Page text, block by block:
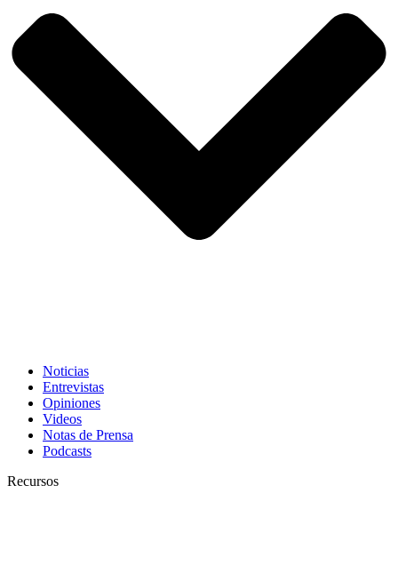
Noticias
Entrevistas
Opiniones
Videos
Notas de Prensa
Podcasts
Recursos